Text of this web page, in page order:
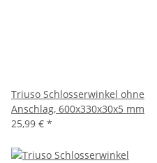
Triuso Schlosserwinkel ohne
Anschlag, 600x330x30x5 mm
25,99 € *